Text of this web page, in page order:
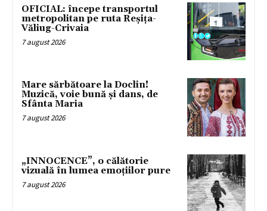
OFICIAL: începe transportul
metropolitan pe ruta Reșița-
Văliug-Crivaia
7 august 2026
Mare sărbătoare la Doclin!
Muzică, voie bună și dans, de
Sfânta Maria
7 august 2026
„INNOCENCE”, o călătorie
vizuală în lumea emoțiilor pure
7 august 2026